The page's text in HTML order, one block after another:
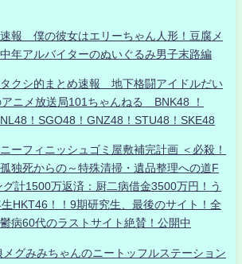
報 僕の彼女はエリーちゃん人形！豆腐メ
年アルバイターのぬいぐるみ男子末路編
クシ的まとめ速報 地下格闘アイドルだい
ニメ放送局101ちゃんねる BNK48 ！
！SGO48！GNZ48！STU48！SKE48
ーフィニッシュゴミ屋敷補完計画 ＜必殺！
独死からの～特殊清掃・遺品整理への道F
計1500万返済：厨二病借金3500万円！う
HKT46！！9期研究生、最後のサイト！全
病60代のラストサイト絶賛！公開中
グみみちゃんのニートッフルステーション